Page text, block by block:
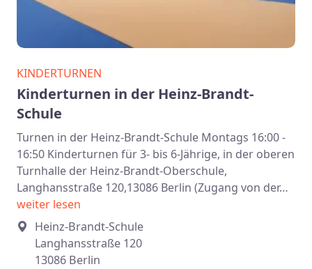
KINDERTURNEN
Kinderturnen in der Heinz-Brandt-
Schule
Turnen in der Heinz-Brandt-Schule Montags 16:00 -
16:50 Kinderturnen für 3- bis 6-Jährige, in der oberen
Turnhalle der Heinz-Brandt-Oberschule,
Langhansstraße 120,13086 Berlin (Zugang von der…
weiter lesen
Heinz-Brandt-Schule
Langhansstraße 120
13086 Berlin